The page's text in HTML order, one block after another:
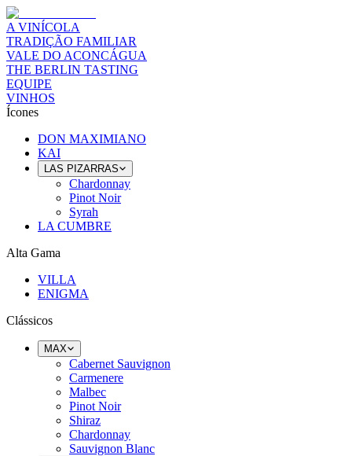
A VINÍCOLA
TRADIÇÃO FAMILIAR
VALE DO ACONCÁGUA
THE BERLIN TASTING
EQUIPE
VINHOS
Ícones
DON MAXIMIANO
KAI
LAS PIZARRAS
Chardonnay
Pinot Noir
Syrah
LA CUMBRE
Alta Gama
VILLA
ENIGMA
Clássicos
MAX
Cabernet Sauvignon
Carmenere
Malbec
Pinot Noir
Shiraz
Chardonnay
Sauvignon Blanc